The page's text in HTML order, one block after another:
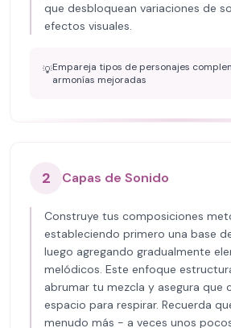
que desbloquean variaciones de
efectos visuales.
💡Empareja tipos de personajes
armonías mejoradas
2 Capas de Sonido
Construye tus composiciones
estableciendo primero una base
luego agregando gradualmente
melódicos. Este enfoque
abrumar tu mezcla y asegura que
espacio para respirar. Recuerda
menudo más - a veces unos